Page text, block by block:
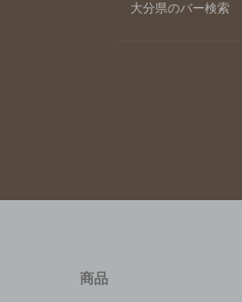
大分県のバー検索
商品